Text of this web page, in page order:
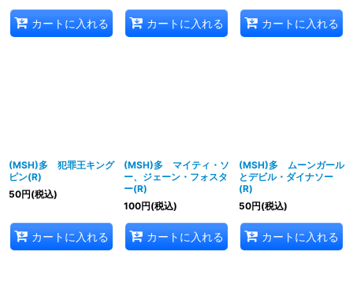
カートに入れる カートに入れる カートに入れる
(MSH)多 犯罪王キング
ピン(R)
50円(税込)
カートに入れる
(MSH)多 マイティ・ソ
ー、ジェーン・フォスタ
ー(R)
100円(税込)
カートに入れる
(MSH)多 ムーンガール
とデビル・ダイナソー
(R)
50円(税込)
カートに入れる